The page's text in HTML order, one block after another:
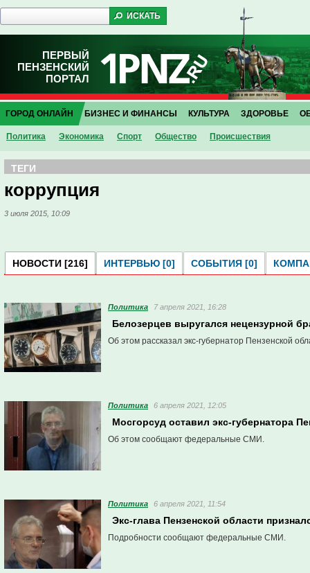
ПЕРВЫЙ
ПЕНЗЕНСКИЙ
ПОРТАЛ
ГОРОД ОНЛАЙН
Политика Экономика Спорт Общество Проиcшествия
БИЗНЕС И ФИНАНСЫ КУЛЬТУРА ЗДОРОВЬЕ
ТЕГИ
коррупция
3 июля 2015, 10:09
НОВОСТИ [216] ИНТЕРВЬЮ [0] СОБЫТИЯ [0]
Политика 7 апреля 2021, 16:28
Белозерцев выругался нецензурной
Об этом рассказал экс-губернатор Пензенской
Политика 6 апреля 2021, 12:05
Мосгорсуд оставил экс-губернатора
Об этом сообщают федеральные СМИ.
Политика 6 апреля 2021, 11:54
Экс-глава Пензенской области
Подробности сообщают федеральные СМИ.